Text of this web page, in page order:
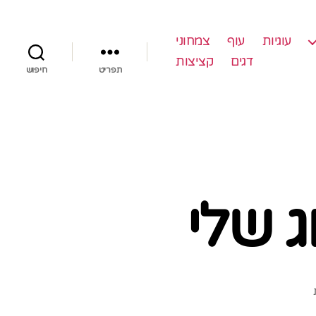
עוגיות עוף
צמחוני
דגים
קציצות
תפריט חיפוש
שלי
על